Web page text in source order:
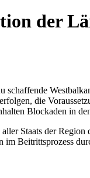
der
die
Blockaden in
Staats der
Beitrittsprozess